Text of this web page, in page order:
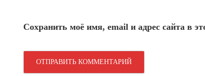
Сохранить моё имя, email и адрес сайта в